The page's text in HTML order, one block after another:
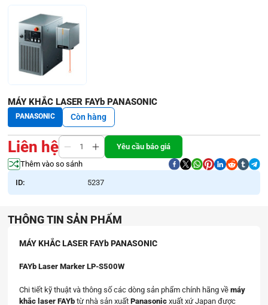
MÁY KHẮC LASER FAYb PANASONIC
PANASONIC Còn hàng
Liên hệ
Yêu cầu báo giá
Thêm vào so sánh
ID: 5237
THÔNG TIN SẢN PHẨM
MÁY KHẮC LASER FAYb PANASONIC
FAYb Laser Marker LP-S500W
Chi tiết kỹ thuật và thông số các dòng sản phẩm chính hãng về máy
khắc laser FAYbtừ nhà sản xuất Panasonicxuất xứ Japan được